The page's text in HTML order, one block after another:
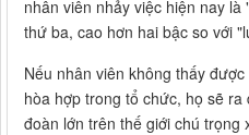
nhân viên nhảy việc hiện nay
thứ ba, cao hơn hai bậc so với
Nếu nhân viên không thấy
hòa hợp trong tổ chức, họ sẽ
đoàn lớn trên thế giới chú trọng